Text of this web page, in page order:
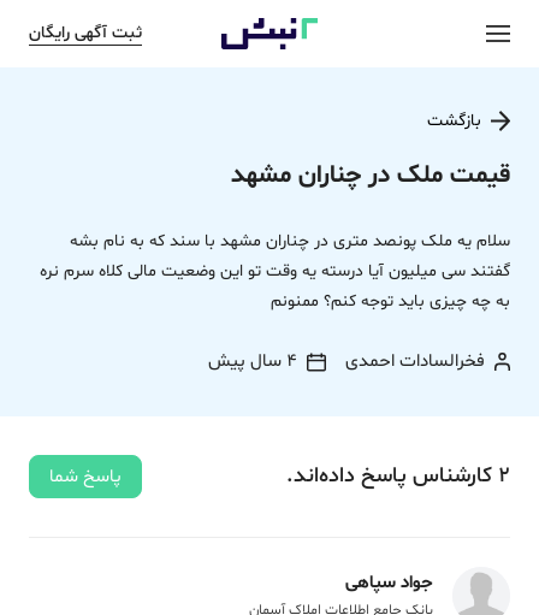
ثبت آگهی رایگان
بازگشت
قیمت ملک در چناران مشهد
سلام یه ملک پونصد متری در چناران مشهد با سند که به نام بشه
گفتند سی میلیون آیا درسته یه وقت تو این وضعیت مالی کلاه سرم نره
به چه چیزی باید توجه کنم؟ ممنونم
فخرالسادات احمدی 4 سال پیش
2 کارشناس پاسخ داده‌اند. پاسخ شما
جواد سپاهی
بانک جامع اطلاعات املاک آسمان